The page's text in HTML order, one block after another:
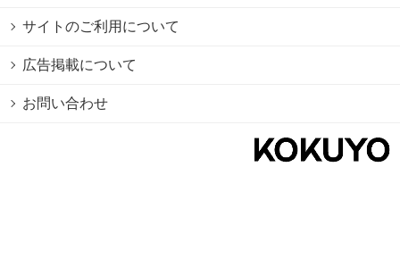
サイトのご利用について
広告掲載について
お問い合わせ